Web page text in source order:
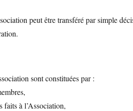
peut être transféré par simple
sont constituées par :
faits à l’Association,